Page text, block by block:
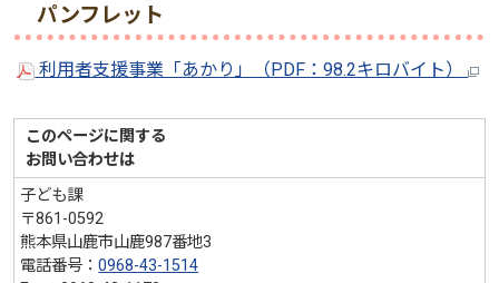
パンフレット
利用者支援事業「あかり」（PDF：98.2キロバイト）
このページに関する
お問い合わせは
子ども課
〒861-0592
熊本県山鹿市山鹿987番地3
電話番号：0968-43-1514